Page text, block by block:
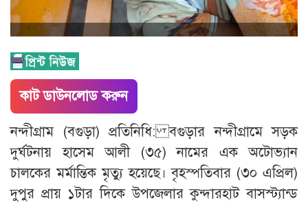
কাট ডাউনলোড করুন
নন্দীগ্রাম (বগুড়া) প্রতিনিধি: বগুড়ার নন্দীগ্রামে সড়ক
দুর্ঘটনায় হাসেম আলী (৩৫) নামের এক অটোভ্যান
চালকের মর্মান্তিক মৃত্যু হয়েছে। বৃহস্পতিবার (৩০ এপ্রিল)
দুপুর প্রায় ১টার দিকে উপজেলার কুন্দারহাট বাসস্ট্যান্ড